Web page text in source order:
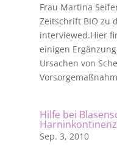
Frau Martina
Zeitschrift BIO zu
interviewed.Hier
einigen
Ursachen von
Hilfe bei
Harninkontinenz
Sep. 3, 2010